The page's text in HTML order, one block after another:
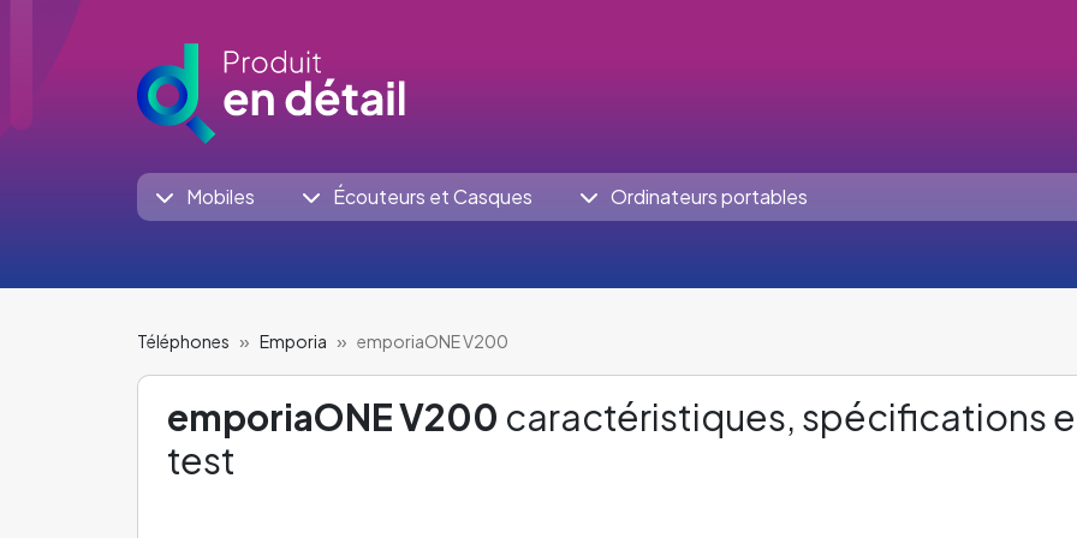
Mobiles Écouteurs et Casques Ordinateurs portables
Téléphones Emporia emporiaONE V200
emporiaONE V200 caractéristiques, spécifications
test